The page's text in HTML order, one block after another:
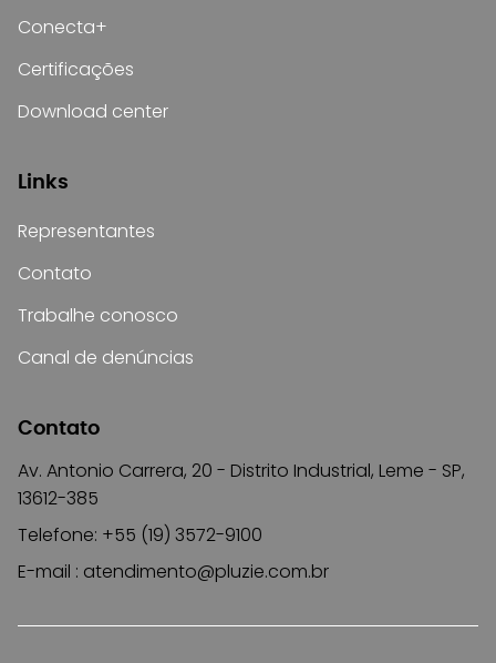
Conecta+
Certificações
Download center
Links
Representantes
Contato
Trabalhe conosco
Canal de denúncias
Contato
Av. Antonio Carrera, 20 - Distrito Industrial, Leme - SP,
13612-385
Telefone: +55 (19) 3572-9100
E-mail : atendimento@pluzie.com.br